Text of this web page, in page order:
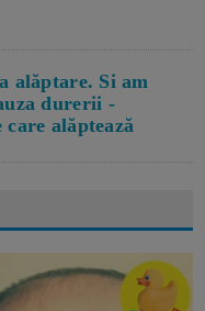
alăptare. Si am
durerii -
care alăptează